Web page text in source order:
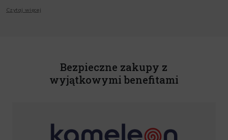
o.o. informacji handlowych, w tym newslettera, informacji o promocjach i
Czytaj więcej
Bezpieczne zakupy z
wyjątkowymi benefitami